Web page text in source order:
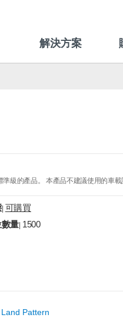
解決方案
準級的產品。 本產品不建議使用的車載
| 可購買
量 1500
Land Pattern